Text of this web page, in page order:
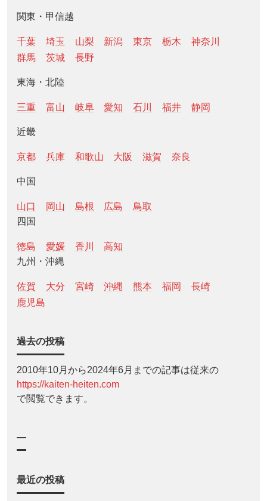
関東・甲信越
千葉 埼玉 山梨 新潟 東京 栃木
神奈川
群馬
茨城 長野
東海・北陸
三重 富山 岐阜 愛知 石川 福井 静岡
近畿
京都 兵庫 和歌山 大阪 滋賀 奈良
中国
山口 岡山 島根 広島
鳥取
四国
徳島 愛媛 香川
高知
九州・沖縄
佐賀 大分 宮崎 沖縄 熊本 福岡
長崎
鹿児島
過去の投稿
2010年10月から2024年6月までの記事は従来の
https://kaiten-heiten.com
で閲覧できます。
—
最近の投稿